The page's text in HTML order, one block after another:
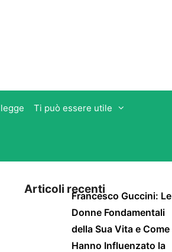
Ti può essere utile
Articoli recentiFrancesco Guccini: Le
Donne Fondamentali
della Sua Vita e Come
Hanno Influenzato la